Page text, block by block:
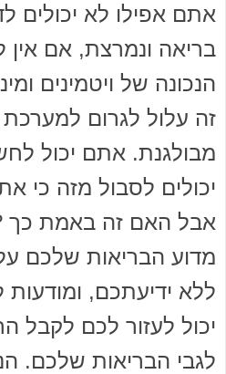
אתם אפילו לא יכולים
בריאה ונמרצת, אם
הנכונה של ויטמינים
זה עלול לגרום למערכת
מבולגנת. אתם יכול
יכולים לסבול מזה כי
אבל האם זה באמת כך ?
מדוע הבריאות שלכם
ללא ידיעתכם,
יכול לעזור לכם לקבל
לגבי הבריאות שלכם.